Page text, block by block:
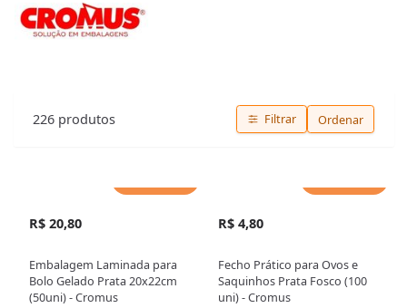
226 produtos Filtrar Ordenar
R$ 20,80
Embalagem Laminada para
Bolo Gelado Prata 20x22cm
(50uni) - Cromus
R$ 4,80
Fecho Prático para Ovos e
Saquinhos Prata Fosco (100
uni) - Cromus